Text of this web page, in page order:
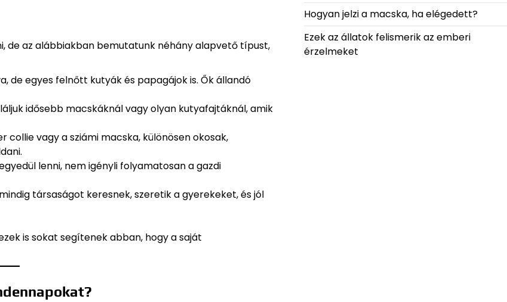
de az alábbiakban bemutatunk néhány alapvető típust,
de egyes felnőtt kutyák és papagájok is. Ők állandó
idősebb macskáknál vagy olyan kutyafajtáknál, amik
collie vagy a sziámi macska, különösen okosak,
lenni, nem igényli folyamatosan a gazdi
társaságot keresnek, szeretik a gyerekeket, és jól
is sokat segítenek abban, hogy a saját
Hogyan jelzi a macska, ha elégedett?
Ezek az állatok felismerik az emberi
érzelmeket